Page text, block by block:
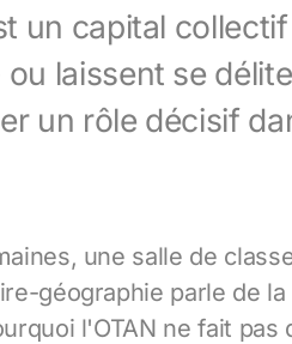
un capital
laissent se
un rôle décisif
une salle de
géographie parle de
l'OTAN ne fait